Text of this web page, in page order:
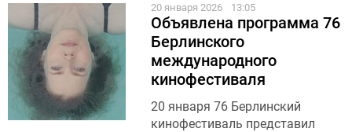
20 января 2026 13:05
Объявлена программа 76
Берлинского
международного
кинофестиваля
20 января 76 Берлинский
кинофестиваль представил